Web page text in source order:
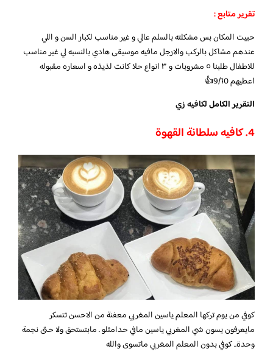
تقرير متابع :
حبيت المكان بس مشكلته بالسلم عالي و غير مناسب لكبار السن و اللي
عندهم مشاكل بالركب والارجل مافيه موسيقى هادي بالنسبه لي غير مناسب
للاطفال طلبنا ٥ مشروبات و ٣ انواع حلا كانت لذيذه و اسعاره مقبوله
اعطيهم 9/10👍
التقرير الكامللكافيه زي
4. كافيه سلطانة القهوة
كوفي من يوم تركها المعلم ياسين المغربي معفنة من الاحسن تتسكر
مايعرفون يسون شي المغربي ياسين مافي حدامثلو . مابتستحق ولا حتى نجمة
وحدة.. كوفي بدون المعلم المغربي ماتسوى والله